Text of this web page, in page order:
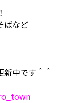
ばなど
中です＾＾